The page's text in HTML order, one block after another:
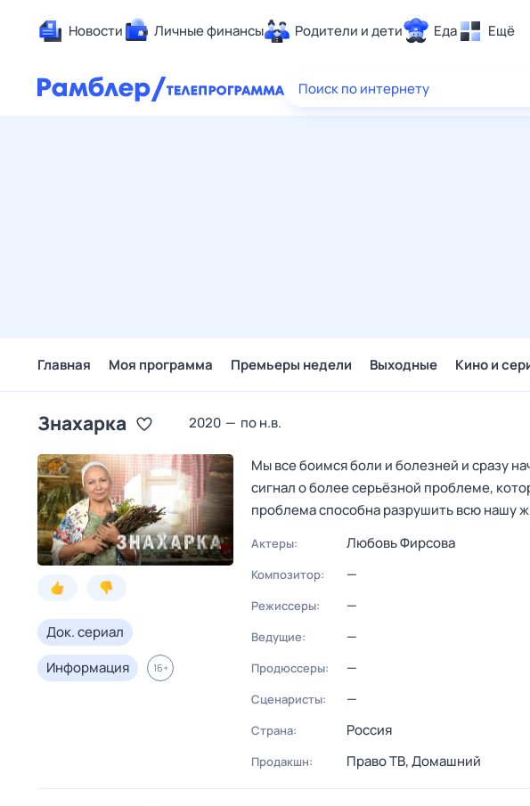
Новости Личные финансы Родители и дети Еда Ещё
Здоровье
Поиск по интернету
Главная Моя программа Премьеры недели Выходные Кино и
Знaхaрка 2020 — по н.в.
Док. сериал
Информация
16+
Мы все боимся боли и болезней и сразу
сигнал о более серьёзной проблеме,
проблема способна разрушить всю нашу
Актеры: Любовь Фирсова
Композитор: —
Режиссеры: —
Ведущие: —
Продюссеры: —
Сценаристы: —
Страна: Россия
Продакшн: Право ТВ,Домашний